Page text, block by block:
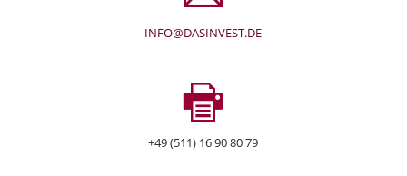
INFO@DASINVEST.DE
+49 (511) 16 90 80 79